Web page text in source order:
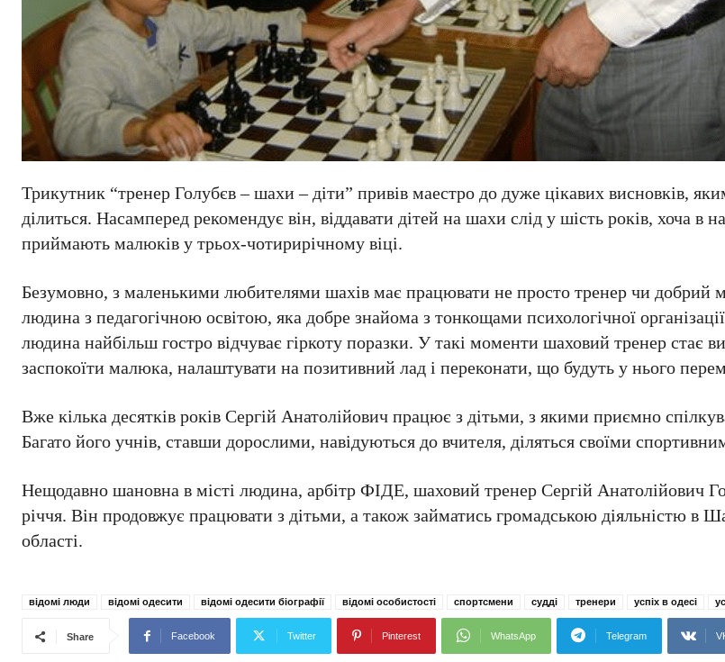
Трикутник “тренер Голубєв – шахи – діти” привів маестро до дуже цікавих висновків,
ділиться. Насамперед рекомендує він, віддавати дітей на шахи слід у шість років, хоча в
приймають малюків у трьох-чотирирічному віці.
Безумовно, з маленькими любителями шахів має працювати не просто тренер чи добрий
людина з педагогічною освітою, яка добре знайома з тонкощами психологічної
людина найбільш гостро відчуває гіркоту поразки. У такі моменти шаховий тренер стає
заспокоїти малюка, налаштувати на позитивний лад і переконати, що будуть у нього
Вже кілька десятків років Сергій Анатолійович працює з дітьми, з якими приємно
Багато його учнів, ставши дорослими, навідуються до вчителя, діляться своїми
Нещодавно шановна в місті людина, арбітр ФІДЕ, шаховий тренер Сергій Анатолійович
річчя. Він продовжує працювати з дітьми, а також займатись громадською діяльністю в
області.
відомі люди відомі одесити відомі одесити біографії відомі особистості спортсмени судді тренери успіх в одесі
Share Facebook Twitter Pinterest WhatsApp Telegram